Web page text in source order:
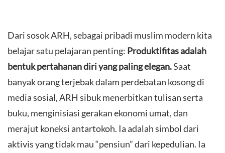
Dari sosok ARH, sebagai pribadi muslim modern kita
belajar satu pelajaran penting: Produktifitas adalah
bentuk pertahanan diri yang paling elegan.Saat
banyak orang terjebak dalam perdebatan kosong di
media sosial, ARH sibuk menerbitkan tulisan serta
buku, menginisiasi gerakan ekonomi umat, dan
merajut koneksi antartokoh. Ia adalah simbol dari
aktivis yang tidak mau “pensiun” dari kepedulian. Ia